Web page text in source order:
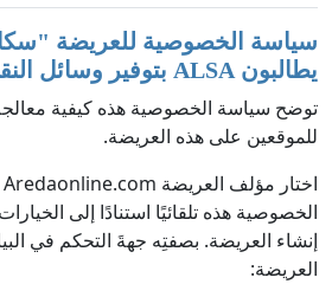
سياسة الخصوصية للعريضة "
يطالبون ALSA بتوفير وسائل النقل
توضح سياسة الخصوصية هذه كيفية
للموقعين على هذه العريضة.
الخصوصية هذه تلقائيًا استنادًا إلى
إنشاء العريضة. بصفتِه جهةَ التحكم في
العريضة: